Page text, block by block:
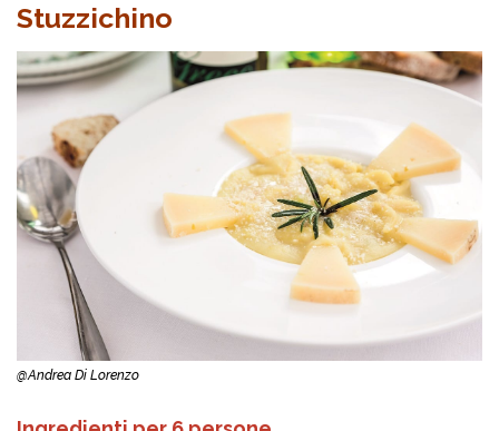
Stuzzichino
@Andrea Di Lorenzo